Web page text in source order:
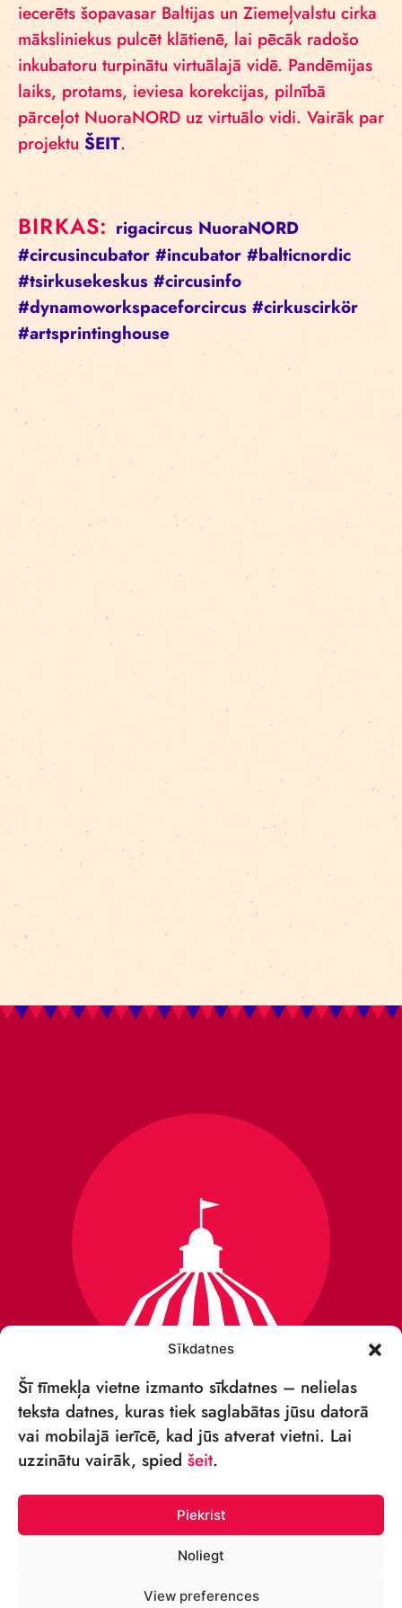
Sīkdatnes
Šī tīmekļa vietne izmanto sīkdatnes – nelielas
teksta datnes, kuras tiek saglabātas jūsu datorā
vai mobilajā ierīcē, kad jūs atverat vietni. Lai
uzzinātu vairāk, spied šeit.
Piekrist
Noliegt
View preferences
iecerēts šopavasar Baltijas un Ziemeļvalstu cirka
māksliniekus pulcēt klātienē, lai pēcāk radošo
inkubatoru turpinātu virtuālajā vidē. Pandēmijas
laiks, protams, ieviesa korekcijas, pilnībā
pārceļot NuoraNORD uz virtuālo vidi. Vairāk par
projektu ŠEIT.
BIRKAS: rigacircus NuoraNORD
#circusincubator #incubator #balticnordic
#tsirkusekeskus #circusinfo
#dynamoworkspaceforcircus #cirkuscirkör
#artsprintinghouse
VSIA „RĪGAS CIRKS”
Merķeļa iela 4,
Rīga, LV-1050, Latvija
Reģ. Nr.: 40003027789
TĀLRUNIS: